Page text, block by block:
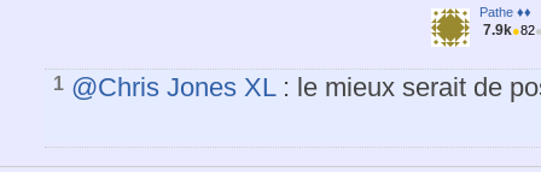
Pathe ♦♦
7.9k●82
1 @Chris Jones XL: le mieux serait de